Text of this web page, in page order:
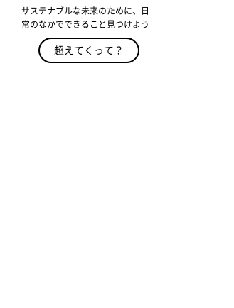
サステナブルな未来のために、日
常のなかでできること見つけよう
超えてくって？